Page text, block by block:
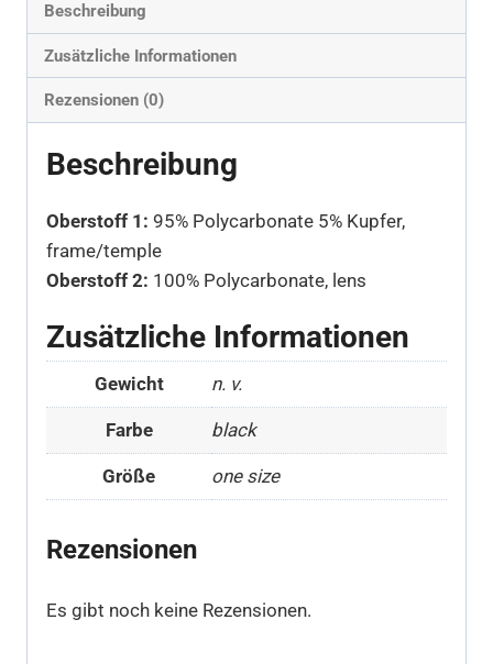
Beschreibung
Zusätzliche Informationen
Rezensionen (0)
Beschreibung
Oberstoff 1: 95% Polycarbonate 5% Kupfer,
frame/temple
Oberstoff 2: 100% Polycarbonate, lens
Zusätzliche Informationen
Gewicht n. v.
Farbe black
Größe one size
Rezensionen
Es gibt noch keine Rezensionen.